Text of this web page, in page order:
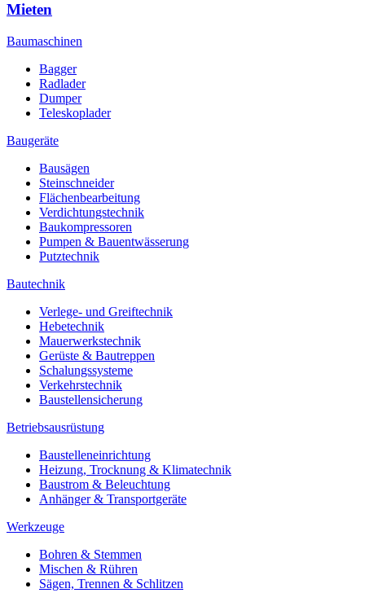
Mieten
Baumaschinen
Bagger
Radlader
Dumper
Teleskoplader
Baugeräte
Bausägen
Steinschneider
Flächenbearbeitung
Verdichtungstechnik
Baukompressoren
Pumpen & Bauentwässerung
Putztechnik
Bautechnik
Verlege- und Greiftechnik
Hebetechnik
Mauerwerkstechnik
Gerüste & Bautreppen
Schalungssysteme
Verkehrstechnik
Baustellensicherung
Betriebsausrüstung
Baustelleneinrichtung
Heizung, Trocknung & Klimatechnik
Baustrom & Beleuchtung
Anhänger & Transportgeräte
Werkzeuge
Bohren & Stemmen
Mischen & Rühren
Sägen, Trennen & Schlitzen